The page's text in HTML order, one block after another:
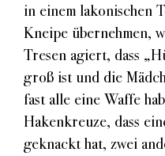
in einem lakonischen
Kneipe übernehmen,
Tresen agiert, dass
groß ist und die
fast alle eine Waffe
Hakenkreuze, dass
geknackt hat, zwei